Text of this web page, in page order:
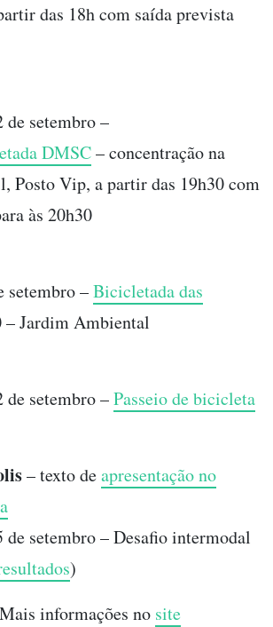
das 18h com saída prevista
setembro –
DMSC– concentração na
Posto Vip, a partir das 19h30 com
às 20h30
setembro –Bicicletada das
– Jardim Ambiental
setembro –Passeio de bicicleta
– texto deapresentação no
setembro – Desafio intermodal
)
informações no site